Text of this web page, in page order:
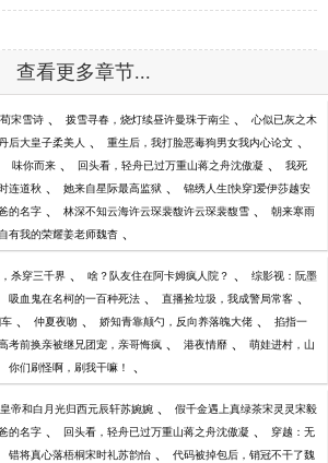
查看更多章节...
宋雪诗 、 拨雪寻春，烧灯续昼许曼珠于南尘 、 心似已灰之木
后大皇子柔美人 、 重生后，我打脸恶毒狗男女我内心论文 、
味你而来 、 回头看，轻舟已过万重山蒋之舟沈傲凝 、 我死
连道秋 、 她来自星际最高监狱 、 锦绣人生[快穿]爱伊莎越安
的名字 、 林深不知云海许云琛裴馥许云琛裴馥雪 、 朝来寒雨
有我的荣耀姜老师魏杳 、
杀穿三千界 、 啥？队友住在阿卡姆疯人院？ 、 综影视：阮墨
吸血鬼在名柯的一百种死法 、 直播捡垃圾，我成警局常客 、
、 仲夏夜吻 、 娇知青靠颠勺，反向养落魄大佬 、 掐指一
高考前换亲被继兄团宠，亲哥悔疯 、 港夜情靡 、 萌娃进村，山
你们刷怪啊，刷我干嘛！ 、
帝和白月光归西元辰轩苏婉婉 、 假千金遇上真绿茶宋灵灵宋毅
的名字 、 回头看，轻舟已过万重山蒋之舟沈傲凝 、 穿越：无
错将真心落梧桐宋时礼苏韵怡 、 代码被掉包后，销冠不干了魏